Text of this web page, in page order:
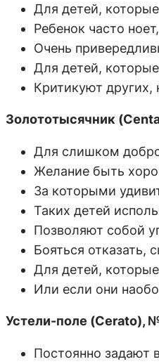
Для детей,
Ребенок часто
Очень
Для детей,
Критикуют
Золототысячник
Для слишком
Желание быть
За которыми
Таких детей
Позволяют собой
Бояться отказать,
Для детей,
Или если они
Устели-поле (Cerato),
Постоянно задают